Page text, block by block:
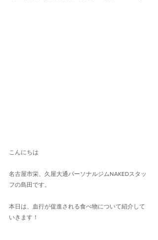
こんにちは
名古屋市栄、久屋大通パーソナルジムNAKEDスタッ
フの島田です。
本日は、血行が促進される食べ物について紹介して
いきます！